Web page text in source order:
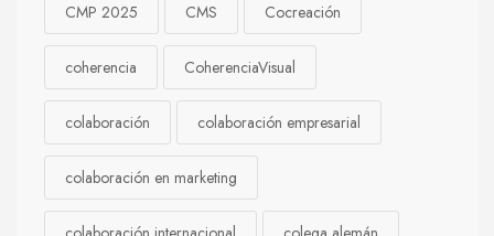
CMP 2025 CMS Cocreación
coherencia CoherenciaVisual
colaboración colaboración empresarial
colaboración en marketing